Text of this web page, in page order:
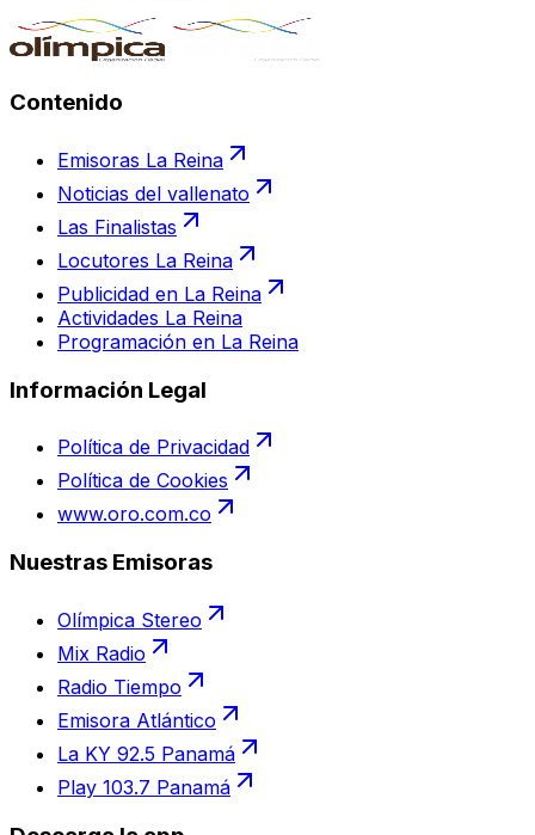
Contenido
Emisoras La Reina
Noticias del vallenato
Las Finalistas
Locutores La Reina
Publicidad en La Reina
Actividades La Reina
Programación en La Reina
Información Legal
Política de Privacidad
Política de Cookies
www.oro.com.co
Nuestras Emisoras
Olímpica Stereo
Mix Radio
Radio Tiempo
Emisora Atlántico
La KY 92.5 Panamá
Play 103.7 Panamá